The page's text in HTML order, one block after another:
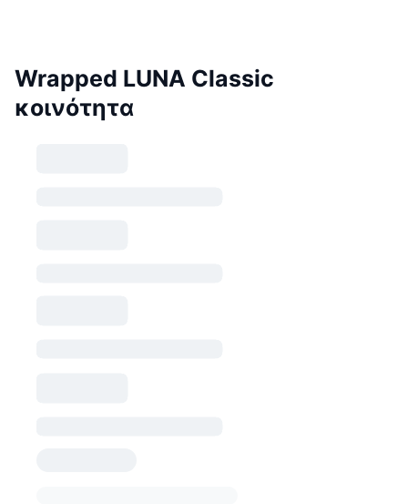
Wrapped LUNA Classic
κοινότητα